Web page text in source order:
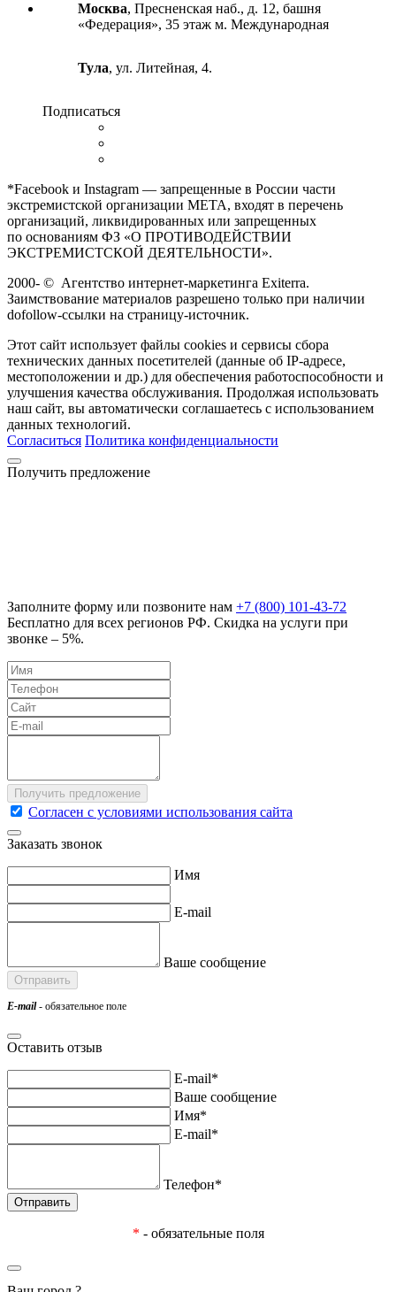
Москва, Пресненская наб., д. 12, башня
«Федерация», 35 этаж м. Международная
Тула, ул. Литейная, 4.
Подписаться
*Facebook и Instagram — запрещенные в России части
экстремистской организации META, входят в перечень
организаций, ликвидированных или запрещенных
по основаниям ФЗ «О ПРОТИВОДЕЙСТВИИ
ЭКСТРЕМИСТСКОЙ ДЕЯТЕЛЬНОСТИ».
2000- © Агентство интернет-маркетинга Exiterra.
Заимствование материалов разрешено только при наличии
dofollow-ссылки на страницу-источник.
Этот сайт использует файлы cookies и сервисы сбора
технических данных посетителей (данные об IP-адресе,
местоположении и др.) для обеспечения работоспособности и
улучшения качества обслуживания. Продолжая использовать
наш сайт, вы автоматически соглашаетесь с использованием
данных технологий.
Согласиться Политика конфиденциальности
Получить предложение
Заполните форму или позвоните нам +7 (800) 101-43-72
Бесплатно для всех регионов РФ. Скидка на услуги при
звонке – 5%.
Согласен с условиями использования сайта
Заказать звонок
Имя
E-mail
Ваше сообщение
E-mail- обязательное поле
Оставить отзыв
E-mail*
Ваше сообщение
Имя*
E-mail*
Телефон*
* - обязательные поля